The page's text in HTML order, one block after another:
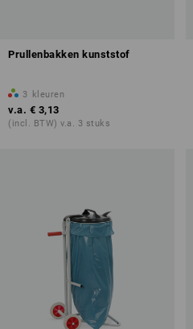
Prullenbakken kunststof
3 kleuren
v.a. € 3,13
(incl. BTW) v.a. 3 stuks